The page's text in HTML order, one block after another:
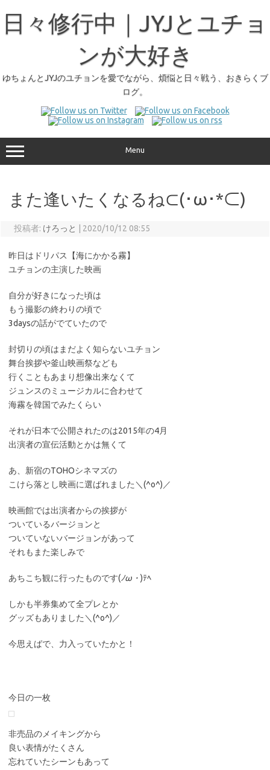
日々修行中｜JYJとユチョ
ンが大好き
ゆちょんとJYJのユチョンを愛でながら、煩悩と日々戦う、おきらくブ
ログ。
Menu
また逢いたくなるね⊂(･ω･*⊂)
投稿者: けろっと 2020/10/12 08:55
昨日はドリパス【海にかかる霧】
ユチョンの主演した映画
自分が好きになった頃は
もう撮影の終わりの頃で
3daysの話がでていたので
封切りの頃はまだよく知らないユチョン
舞台挨拶や釜山映画祭なども
行くこともあまり想像出来なくて
ジュンスのミュージカルに合わせて
海霧を韓国でみたくらい
それが日本で公開されたのは2015年の4月
出演者の宣伝活動とかは無くて
あ、新宿のTOHOシネマズの
こけら落とし映画に選ばれました＼(^o^)／
映画館では出演者からの挨拶が
ついているバージョンと
ついていないバージョンがあって
それもまた楽しみで
あちこち観に行ったものです(ﾉω・ )ﾃﾍ
しかも半券集めて全プレとか
グッズもありました＼(^o^)／
今思えばで、力入っていたかと！
今日の一枚
非売品のメイキングから
良い表情がたくさん
忘れていたシーンもあって